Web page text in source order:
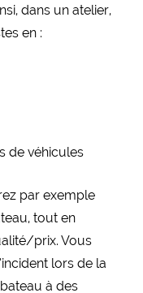
dans un atelier,
en :
de véhicules
par exemple
tout en
prix. Vous
lors de la
à des